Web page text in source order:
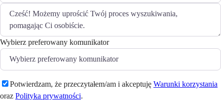
Wybierz preferowany komunikator
Potwierdzam, że przeczytałem/am i akceptuję Warunki korzystania
oraz Polityka prywatności.